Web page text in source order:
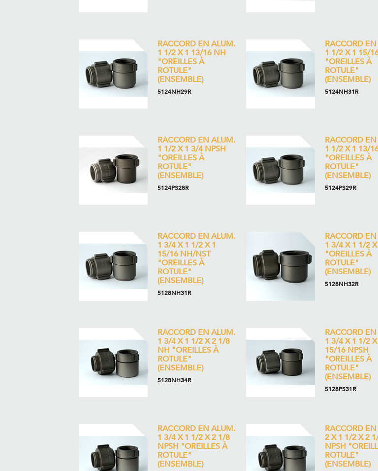
RACCORD EN ALUM.
1 1/2 X 1 13/16 NH
"OREILLES À
ROTULE"
(ENSEMBLE)
5124NH29R
RACCORD
1 1/2 X 1 15/
"OREILLES À
ROTULE"
(ENSEMBLE)
5124NH31R
RACCORD EN ALUM.
1 1/2 X 1 3/4 NPSH
"OREILLES À
ROTULE"
(ENSEMBLE)
5124PS28R
RACCORD
1 1/2 X 1 13/
"OREILLES À
ROTULE"
(ENSEMBLE)
5124PS29R
RACCORD EN ALUM.
1 3/4 X 1 1/2 X 1
15/16 NH/NST
"OREILLES À
ROTULE"
(ENSEMBLE)
5128NH31R
RACCORD
1 3/4 X 1 1/2
"OREILLES À
ROTULE"
(ENSEMBLE)
5128NH32R
RACCORD EN ALUM.
1 3/4 X 1 1/2 X 2 1/8
NH "OREILLES À
ROTULE"
(ENSEMBLE)
5128NH34R
RACCORD
1 3/4 X 1 1/2 X
15/16 NPSH
"OREILLES À
ROTULE"
(ENSEMBLE)
5128PS31R
RACCORD EN ALUM.
1 3/4 X 1 1/2 X 2 1/8
NPSH "OREILLES À
ROTULE"
(ENSEMBLE)
RACCORD
2 X 1 1/2 X 2
NPSH
ROTULE"
(ENSEMBLE)